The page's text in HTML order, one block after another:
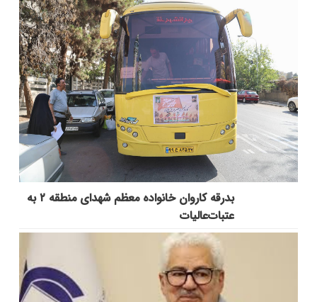
بدرقه کاروان خانواده معظم شهدای منطقه ۲ به
عتبات‌عالیات